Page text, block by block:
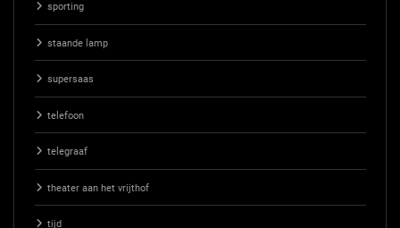
sporting
staande lamp
supersaas
telefoon
telegraaf
theater aan het vrijthof
tijd